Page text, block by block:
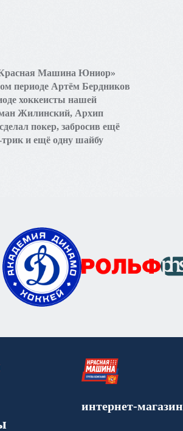
Машина Юниор»
периоде Артём Бердников
хоккеисты нашей
Жилинский, Архип
покер, забросив ещё
и ещё одну шайбу
интернет-магазин